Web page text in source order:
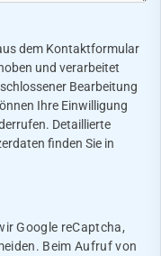
dem Kontaktformular
und verarbeitet
Bearbeitung
Ihre Einwilligung
Detaillierte
finden Sie in
Google reCaptcha,
Beim Aufruf von